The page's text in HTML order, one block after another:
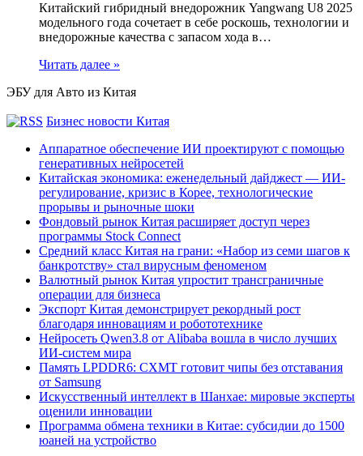
Китайский гибридный внедорожник Yangwang U8 2025
модельного года сочетает в себе роскошь, технологии и
внедорожные качества с запасом хода в…
Читать далее »
ЭБУ для Авто из Китая
Бизнес новости Китая
Аппаратное обеспечение ИИ проектируют с помощью
генеративных нейросетей
Китайская экономика: еженедельный дайджест — ИИ-
регулирование, кризис в Корее, технологические
прорывы и рыночные шоки
Фондовый рынок Китая расширяет доступ через
программы Stock Connect
Средний класс Китая на грани: «Набор из семи шагов к
банкротству» стал вирусным феноменом
Валютный рынок Китая упростит трансграничные
операции для бизнеса
Экспорт Китая демонстрирует рекордный рост
благодаря инновациям и робототехнике
Нейросеть Qwen3.8 от Alibaba вошла в число лучших
ИИ-систем мира
Память LPDDR6: CXMT готовит чипы без отставания
от Samsung
Искусственный интеллект в Шанхае: мировые эксперты
оценили инновации
Программа обмена техники в Китае: субсидии до 1500
юаней на устройство